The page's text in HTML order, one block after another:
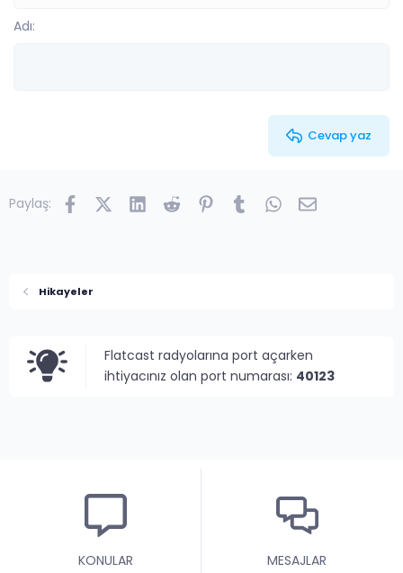
Adı
Cevap yaz
Paylaş: FacebookX (Twitter)
LinkedInReddit PinterestTumblr WhatsAppE-posta
Hikayeler
Flatcast radyolarına port açarken
ihtiyacınız olan port numarası: 40123
KONULAR MESAJLAR